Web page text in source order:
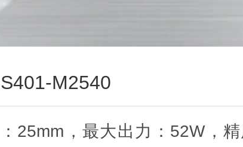
M2540
25mm，最大出力：52W，